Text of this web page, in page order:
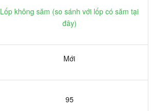
Lốp không săm (so sánh với lốp có săm tại
đây)
Mới
95